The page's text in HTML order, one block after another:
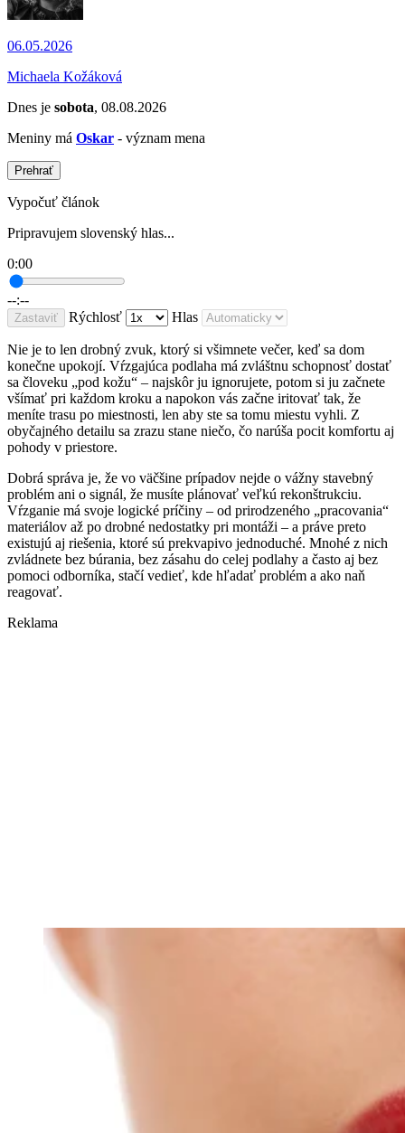
06.05.2026
Michaela Kožáková
Dnes je sobota, 08.08.2026
Meniny má Oskar - význam mena
Prehrať
Vypočuť článok
Pripravujem slovenský hlas...
0:00
--:--
Zastaviť Rýchlosť Hlas
Nie je to len drobný zvuk, ktorý si všimnete večer, keď sa dom
konečne upokojí. Vŕzgajúca podlaha má zvláštnu schopnosť dostať
sa človeku „pod kožu“ – najskôr ju ignorujete, potom si ju začnete
všímať pri každom kroku a napokon vás začne iritovať tak, že
meníte trasu po miestnosti, len aby ste sa tomu miestu vyhli. Z
obyčajného detailu sa zrazu stane niečo, čo narúša pocit komfortu aj
pohody v priestore.
Dobrá správa je, že vo väčšine prípadov nejde o vážny stavebný
problém ani o signál, že musíte plánovať veľkú rekonštrukciu.
Vŕzganie má svoje logické príčiny – od prirodzeného „pracovania“
materiálov až po drobné nedostatky pri montáži – a práve preto
existujú aj riešenia, ktoré sú prekvapivo jednoduché. Mnohé z nich
zvládnete bez búrania, bez zásahu do celej podlahy a často aj bez
pomoci odborníka, stačí vedieť, kde hľadať problém a ako naň
reagovať.
Reklama